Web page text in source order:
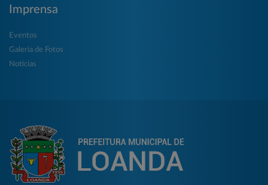
Imprensa
Eventos
Galeria de Fotos
Notícias